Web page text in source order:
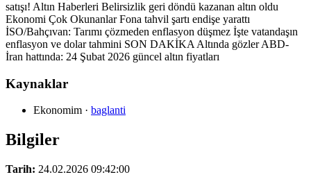
satışı! Altın Haberleri Belirsizlik geri döndü kazanan altın oldu
Ekonomi Çok Okunanlar Fona tahvil şartı endişe yarattı
İSO/Bahçıvan: Tarımı çözmeden enflasyon düşmez İşte vatandaşın
enflasyon ve dolar tahmini SON DAKİKA Altında gözler ABD-
İran hattında: 24 Şubat 2026 güncel altın fiyatları
Kaynaklar
Ekonomim · baglanti
Bilgiler
Tarih: 24.02.2026 09:42:00